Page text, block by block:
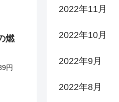
燃
円
2022年11月
2022年10月
2022年9月
2022年8月